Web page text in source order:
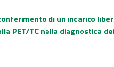
di un incarico
PET/TC nella diagnostica